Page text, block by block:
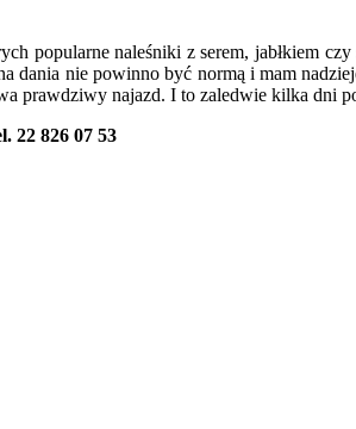
popularne naleśniki z serem, jabłkiem
dania nie powinno być normą i mam
prawdziwy najazd. I to zaledwie kilka dni
22 826 07 53